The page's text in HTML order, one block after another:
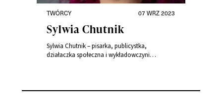
TWÓRCY 07 WRZ 2023
Sylwia Chutnik
Sylwia Chutnik – pisarka, publicystka,
działaczka społeczna i wykładowczyni
społecznych. Zasiada między innymi w Kapitule